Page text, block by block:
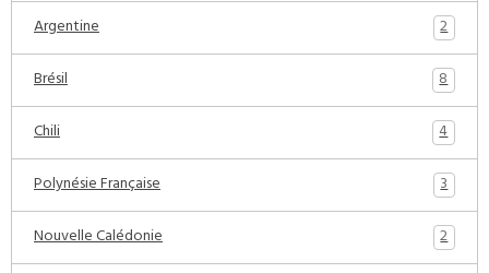
Argentine
2
Brésil
8
Chili
4
Polynésie Française
3
Nouvelle Calédonie
2